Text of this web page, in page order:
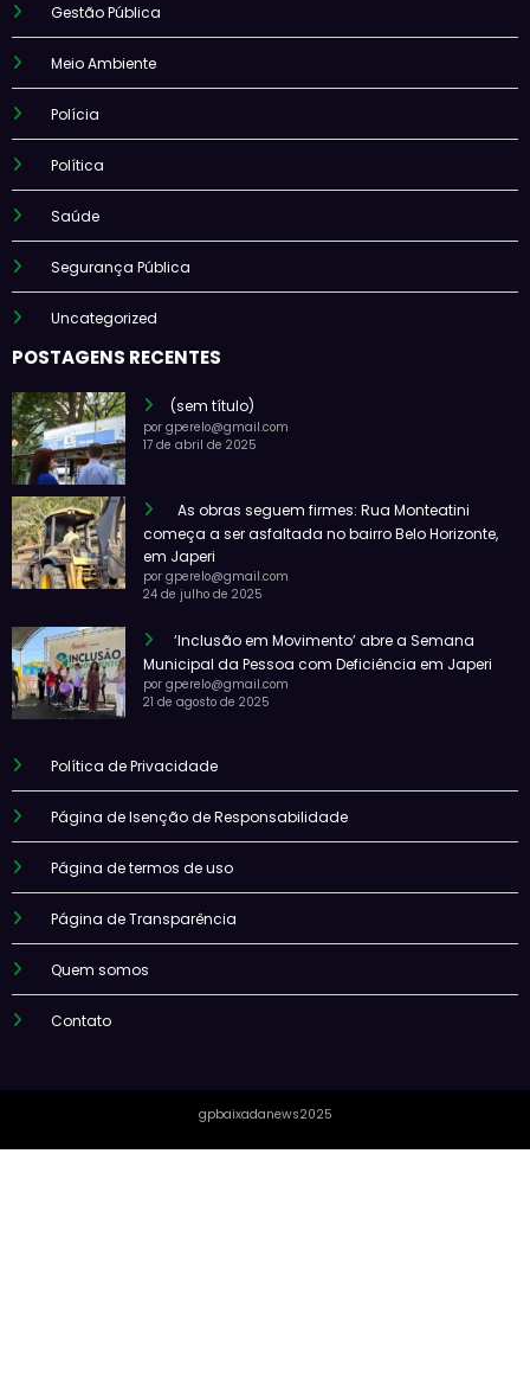
Gestão Pública
Meio Ambiente
Polícia
Política
Saúde
Segurança Pública
Uncategorized
POSTAGENS RECENTES
(sem título)
por gperelo@gmail.com
17 de abril de 2025
As obras seguem firmes: Rua Monteatini
começa a ser asfaltada no bairro Belo Horizonte,
em Japeri
por gperelo@gmail.com
24 de julho de 2025
‘Inclusão em Movimento’ abre a Semana
Municipal da Pessoa com Deficiência em Japeri
por gperelo@gmail.com
21 de agosto de 2025
Política de Privacidade
Página de Isenção de Responsabilidade
Página de termos de uso
Página de Transparência
Quem somos
Contato
gpbaixadanews2025